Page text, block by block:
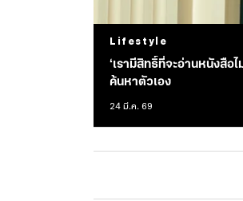
Lifestyle
‘เรามีสิทธิ์ที่จะอ่านหนังสือ
ค้นหาตัวเอง
24 มี.ค. 69